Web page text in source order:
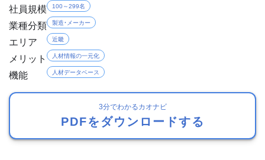
社員規模
100～299名
業種分類 製造・メーカー
エリア 近畿
メリット 人材情報の一元化
機能 人材データベース
3分でわかるカオナビ
PDFをダウンロードする